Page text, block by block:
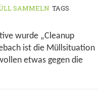
SAMMELN TAGS
wurde „Cleanup
ist die Müllsituation
etwas gegen die